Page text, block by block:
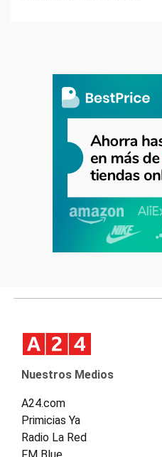
Nuestros Medios
A24.com
Primicias Ya
Radio La Red